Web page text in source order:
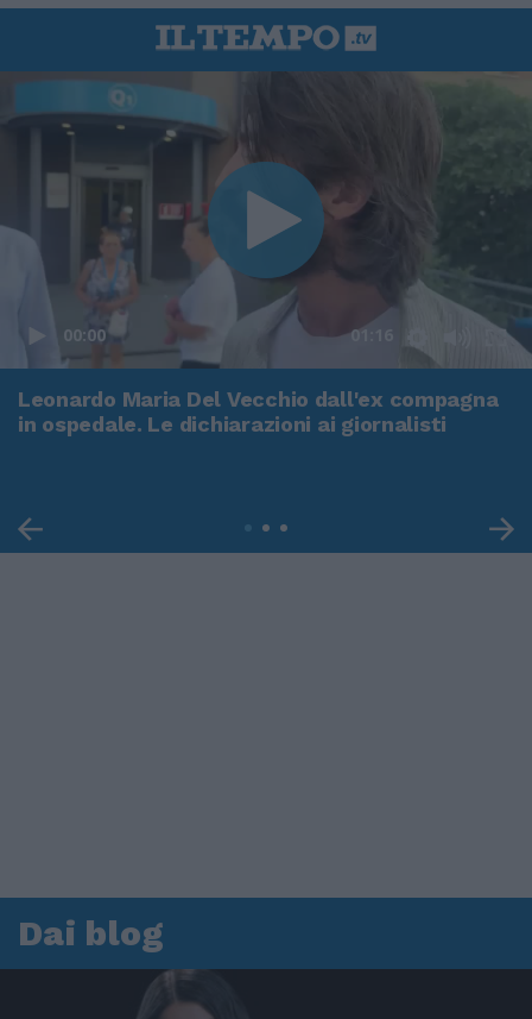
00:00 01:16
Leonardo Maria Del Vecchio dall'ex compagna
in ospedale. Le dichiarazioni ai giornalisti
Dai blog